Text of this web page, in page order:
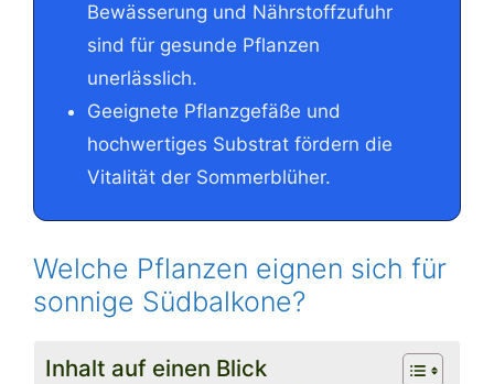
Bewässerung und Nährstoffzufuhr
sind für gesunde Pflanzen
unerlässlich.
Geeignete Pflanzgefäße und
hochwertiges Substrat fördern die
Vitalität der Sommerblüher.
Welche Pflanzen eignen sich für
sonnige Südbalkone?
Inhalt auf einen Blick